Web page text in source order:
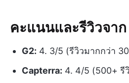
คะแนนและรีวิวจา
G2: 4. 3/5 (รีวิวมากกว่า
Capterra: 4. 4/5 (500+ รี